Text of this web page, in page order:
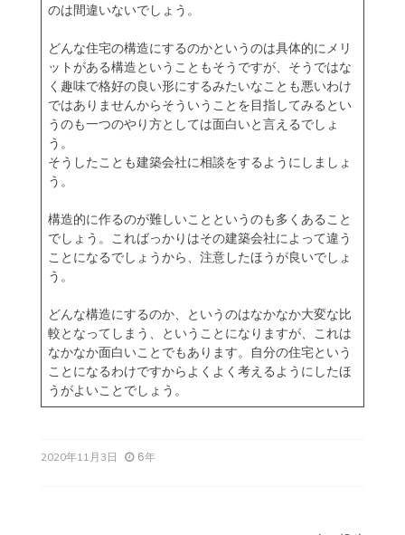
のは間違いないでしょう。
どんな住宅の構造にするのかというのは具体的にメリ
ットがある構造ということもそうですが、そうではな
く趣味で格好の良い形にするみたいなことも悪いわけ
ではありませんからそういうことを目指してみるとい
うのも一つのやり方としては面白いと言えるでしょ
う。
そうしたことも建築会社に相談をするようにしましょ
う。
構造的に作るのが難しいことというのも多くあること
でしょう。こればっかりはその建築会社によって違う
ことになるでしょうから、注意したほうが良いでしょ
う。
どんな構造にするのか、というのはなかなか大変な比
較となってしまう、ということになりますが、これは
なかなか面白いことでもあります。自分の住宅という
ことになるわけですからよくよく考えるようにしたほ
うがよいことでしょう。
2020年11月3日 6年